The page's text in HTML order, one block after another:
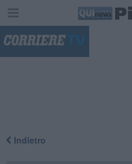
Indietro